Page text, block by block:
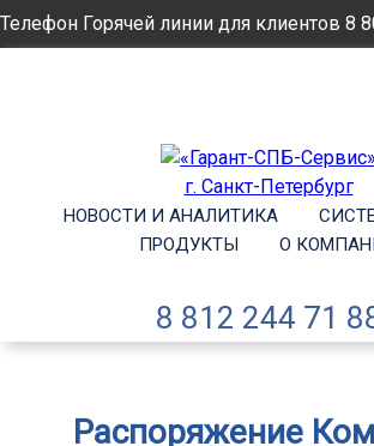
Телефон Горячей линии для клиентов 8
НОВОСТИ И АНАЛИТИКА
ПРОДУКТЫ
О
8 812 244 71
Распоряжение